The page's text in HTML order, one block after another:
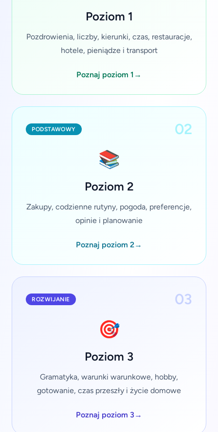
Poziom 1
Pozdrowienia, liczby, kierunki, czas, restauracje,
hotele, pieniądze i transport
Poznaj poziom 1 →
PODSTAWOWY 02
📚
Poziom 2
Zakupy, codzienne rutyny, pogoda, preferencje,
opinie i planowanie
Poznaj poziom 2→
ROZWIJANIE 03
🎯
Poziom 3
Gramatyka, warunki warunkowe, hobby,
gotowanie, czas przeszły i życie domowe
Poznaj poziom 3 →